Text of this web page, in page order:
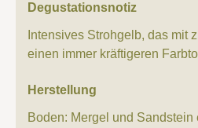
Degustationsnotiz
Intensives Strohgelb, das mit
einen immer kräftigeren
Herstellung
Boden: Mergel und Sandstein